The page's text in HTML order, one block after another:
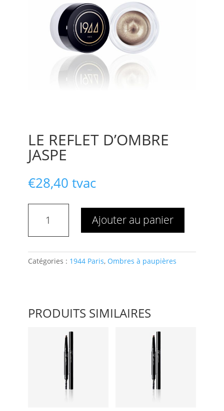
LE REFLET D’OMBRE
JASPE
€28,40 tvac
d'Ombre
Jaspe
Ajouter au panier
Catégories : 1944 Paris, Ombres à paupières
PRODUITS SIMILAIRES